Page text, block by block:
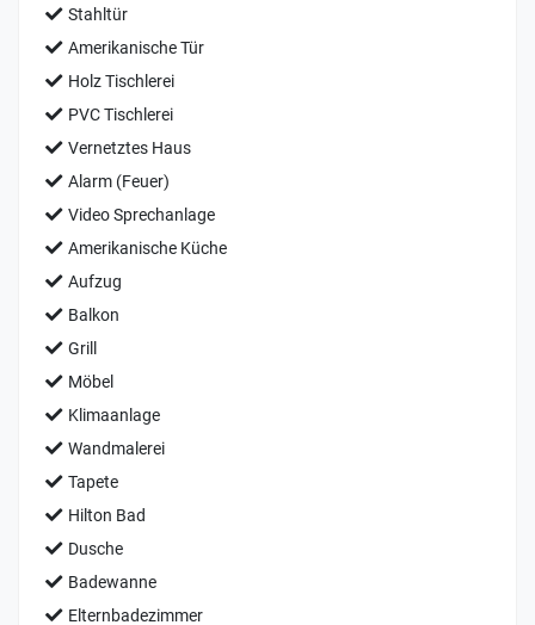
Stahltür
Amerikanische Tür
Holz Tischlerei
PVC Tischlerei
Vernetztes Haus
Alarm (Feuer)
Video Sprechanlage
Amerikanische Küche
Aufzug
Balkon
Grill
Möbel
Klimaanlage
Wandmalerei
Tapete
Hilton Bad
Dusche
Badewanne
Elternbadezimmer